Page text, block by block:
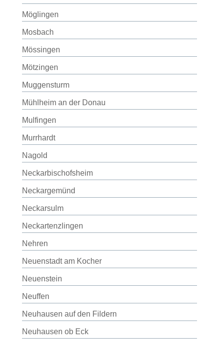
Möglingen
Mosbach
Mössingen
Mötzingen
Muggensturm
Mühlheim an der Donau
Mulfingen
Murrhardt
Nagold
Neckarbischofsheim
Neckargemünd
Neckarsulm
Neckartenzlingen
Nehren
Neuenstadt am Kocher
Neuenstein
Neuffen
Neuhausen auf den Fildern
Neuhausen ob Eck